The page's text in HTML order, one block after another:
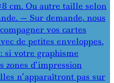
cm. Ou autre taille selon
— Sur demande, nous
vos cartes
de petites enveloppes.
si votre graphisme
zones d’impression
n’apparaîtront pas sur